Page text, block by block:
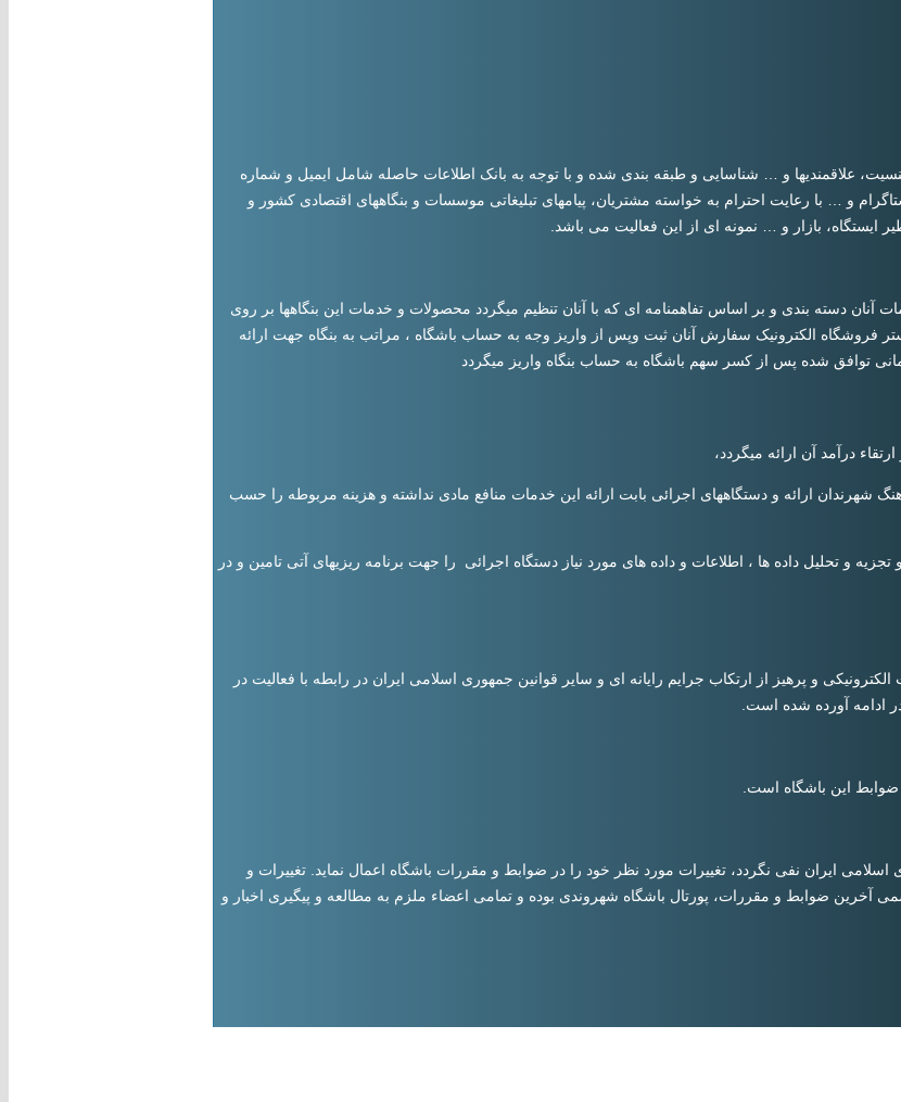
علاقمندیها و … شناسایی و طبقه بندی شده و با توجه به بانک اطلاعات حاصله شامل ایمیل و شماره
و … با رعایت احترام به خواسته مشتریان، پیامهای تبلیغاتی موسسات و بنگاههای اقتصادی کشور و
ایستگاه، بازار و … نمونه ای از این فعالیت می باشد.
دسته بندی و بر اساس تفاهمنامه ای که با آنان تنظیم میگردد محصولات و خدمات این بنگاهها بر روی
فروشگاه الکترونیک سفارش آنان ثبت وپس از واریز وجه به حساب باشگاه ، مراتب به بنگاه جهت ارائه
توافق شده پس از کسر سهم باشگاه به حساب بنگاه واریز میگردد
درآمد آن ارائه میگردد،
شهرندان ارائه و دستگاههای اجرائی بابت ارائه این خدمات منافع مادی نداشته و هزینه مربوطه را حسب
و تحلیل داده ها ، اطلاعات و داده های مورد نیاز دستگاه اجرائی را جهت برنامه ریزیهای آتی تامین و در
و پرهیز از ارتکاب جرایم رایانه ای و سایر قوانین جمهوری اسلامی ایران در رابطه با فعالیت در
ادامه آورده شده است.
ضوابط این باشگاه است.
ایران نفی نگردد، تغییرات مورد نظر خود را در ضوابط و مقررات باشگاه اعمال نماید. تغییرات و
آخرین ضوابط و مقررات، پورتال باشگاه شهروندی بوده و تمامی اعضاء ملزم به مطالعه و پیگیری اخبار و